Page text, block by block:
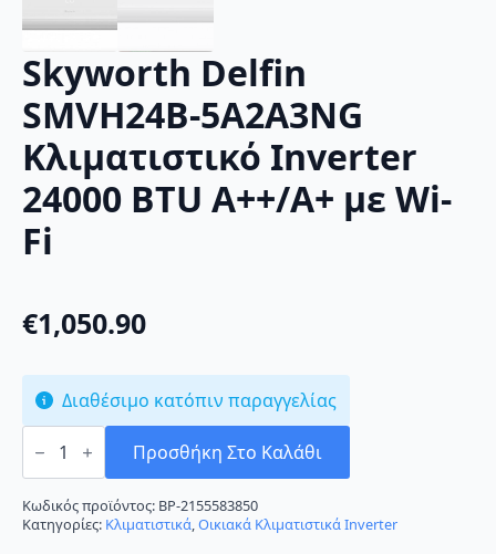
Skyworth Delfin
SMVH24B-5A2A3NG
Κλιματιστικό Inverter
24000 BTU A++/A+ με Wi-
Fi
€1,050.90
Διαθέσιμο κατόπιν παραγγελίας
Skyworth
Delfin
5A2A3NG
Κλιματιστικό
Inverter
24000
Προσθήκη Στο Καλάθι
Κωδικός προϊόντος: BP-2155583850
Κατηγορίες: Κλιματιστικά,Οικιακά Κλιματιστικά Inverter